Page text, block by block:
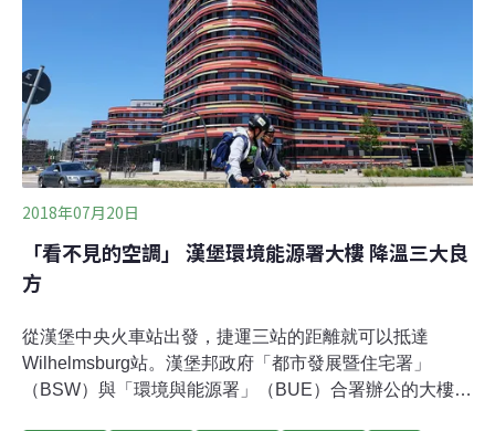
進行對照組實驗；不但能作為廠商節能建材的驗證測試平
台，更大幅提升國內節能建材研發及管理。
2018年07月20日
「看不見的空調」 漢堡環境能源署大樓 降溫三大良
方
從漢堡中央火車站出發，捷運三站的距離就可以抵達
Wilhelmsburg站。漢堡邦政府「都市發展暨住宅署」
（BSW）與「環境與能源署」（BUE）合署辦公的大樓就